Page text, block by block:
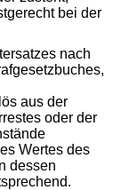
bei der
nach
aus der
oder der
Wertes des
dessen